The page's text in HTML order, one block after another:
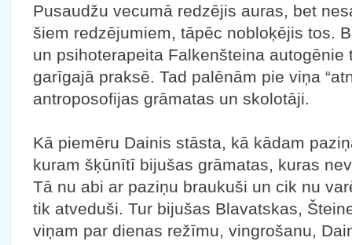
Pusaudžu vecumā redzējis auras, bet
šiem redzējumiem, tāpēc nobloķējis tos.
un psihoterapeita Falkenšteina
garīgajā praksē. Tad palēnām pie viņa
antroposofijas grāmatas un skolotāji.
Kā piemēru Dainis stāsta, kā kādam
kuram šķūnītī bijušas grāmatas, kuras
Tā nu abi ar paziņu braukuši un cik nu
tik atveduši. Tur bijušas Blavatskas,
viņam par dienas režīmu, vingrošanu,